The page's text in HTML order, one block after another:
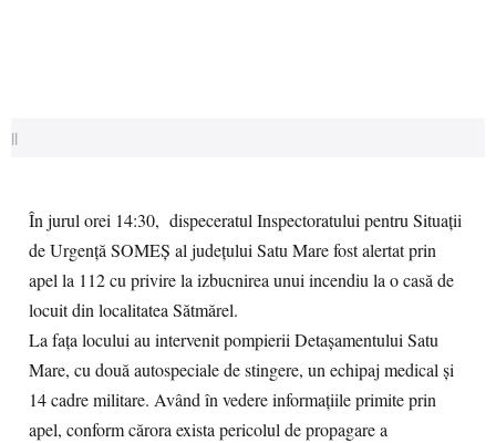
||
În jurul orei 14:30, dispeceratul Inspectoratului pentru Situații
de Urgență SOMEȘ al județului Satu Mare fost alertat prin
apel la 112 cu privire la izbucnirea unui incendiu la o casă de
locuit din localitatea Sătmărel.
La fața locului au intervenit pompierii Detașamentului Satu
Mare, cu două autospeciale de stingere, un echipaj medical și
14 cadre militare. Având în vedere informațiile primite prin
apel, conform cărora exista pericolul de propagare a